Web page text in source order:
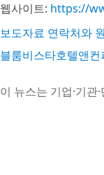
웹사이트: https://
보도자료 연락처와
블룸비스타호텔앤
이 뉴스는 기업·기